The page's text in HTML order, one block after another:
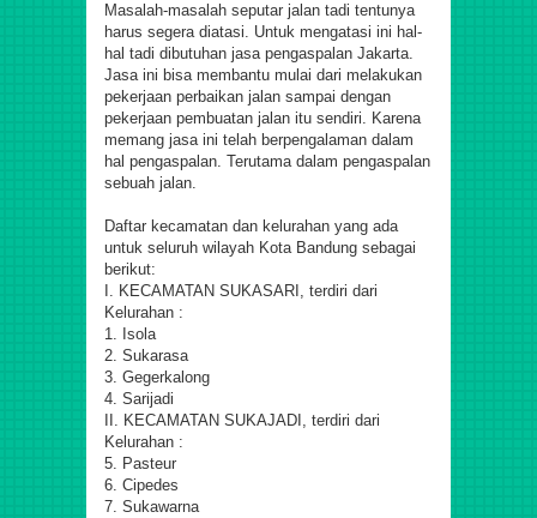
Masalah-masalah seputar jalan tadi tentunya
harus segera diatasi. Untuk mengatasi ini hal-
hal tadi dibutuhan jasa pengaspalan Jakarta.
Jasa ini bisa membantu mulai dari melakukan
pekerjaan perbaikan jalan sampai dengan
pekerjaan pembuatan jalan itu sendiri. Karena
memang jasa ini telah berpengalaman dalam
hal pengaspalan. Terutama dalam pengaspalan
sebuah jalan.
Daftar kecamatan dan kelurahan yang ada
untuk seluruh wilayah Kota Bandung sebagai
berikut:
I. KECAMATAN SUKASARI, terdiri dari
Kelurahan :
1. Isola
2. Sukarasa
3. Gegerkalong
4. Sarijadi
II. KECAMATAN SUKAJADI, terdiri dari
Kelurahan :
5. Pasteur
6. Cipedes
7. Sukawarna